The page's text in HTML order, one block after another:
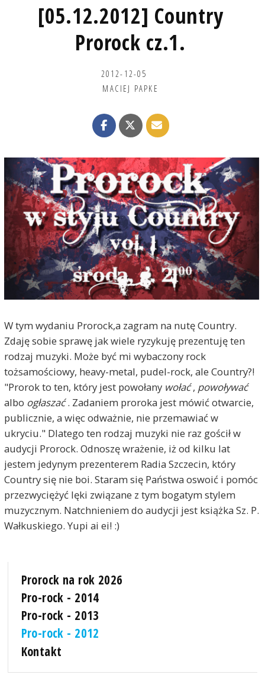
[05.12.2012] Country
Prorock cz.1.
2012-12-05
MACIEJ PAPKE
W tym wydaniu Prorock,a zagram na nutę Country.
Zdaję sobie sprawę jak wiele ryzykuję prezentuję ten
rodzaj muzyki. Może być mi wybaczony rock
tożsamościowy, heavy-metal, pudel-rock, ale Country?!
"Prorok to ten, który jest powołany wołać, powoływać
albo ogłaszać. Zadaniem proroka jest mówić otwarcie,
publicznie, a więc odważnie, nie przemawiać w
ukryciu." Dlatego ten rodzaj muzyki nie raz gościł w
audycji Prorock. Odnoszę wrażenie, iż od kilku lat
jestem jedynym prezenterem Radia Szczecin, który
Country się nie boi. Staram się Państwa oswoić i pomóc
przezwyciężyć lęki związane z tym bogatym stylem
muzycznym. Natchnieniem do audycji jest książka Sz. P.
Wałkuskiego. Yupi ai ei! :)
Prorock na rok 2026
Pro-rock - 2014
Pro-rock - 2013
Pro-rock - 2012
Kontakt